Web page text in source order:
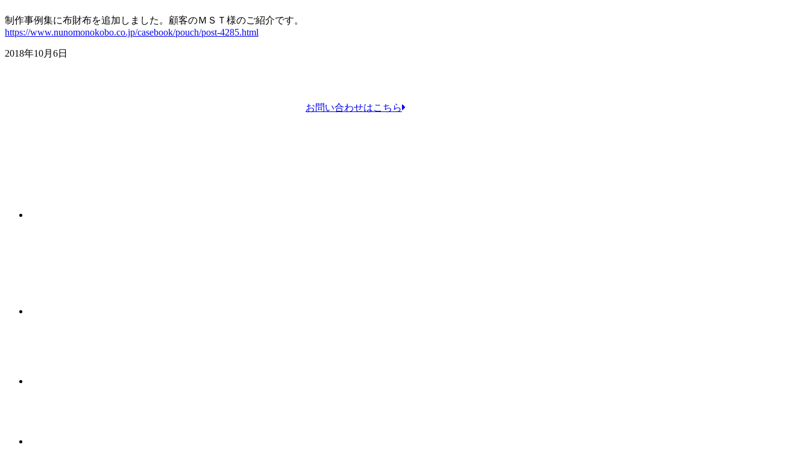
制作事例集に布財布を追加しました。顧客のＭＳＴ様のご紹介です。
https://www.nunomonokobo.co.jp/casebook/pouch/post-4285.html
2018年10月6日
お問い合わせはこちら